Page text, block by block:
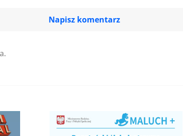
Napisz komentarz